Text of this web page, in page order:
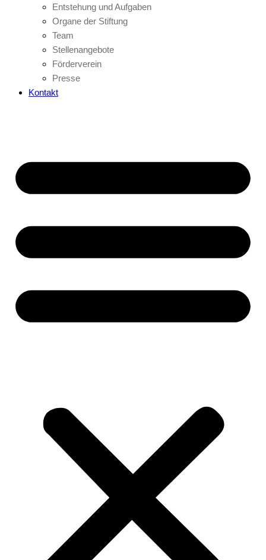
Entstehung und Aufgaben
Organe der Stiftung
Team
Stellenangebote
Förderverein
Presse
Kontakt